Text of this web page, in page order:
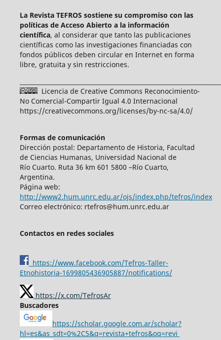
La Revista TEFROS sostiene su compromiso con las
políticas de Acceso Abierto a la información
científica, al considerar que tanto las publicaciones
científicas como las investigaciones financiadas con
fondos públicos deben circular en Internet en forma
libre, gratuita y sin restricciones.
Licencia de Creative Commons Reconocimiento-
No Comercial-Compartir Igual 4.0 Internacional
https://creativecommons.org/licenses/by-nc-sa/4.0/
Formas de comunicación
Dirección postal: Departamento de Historia, Facultad
de Ciencias Humanas, Universidad Nacional de
Río Cuarto. Ruta 36 km 601 5800 –Río Cuarto,
Argentina.
Página web:
http://www2.hum.unrc.edu.ar/ojs/index.php/tefros/index
Correo electrónico: rtefros@hum.unrc.edu.ar
Contactos en redes sociales
https://www.facebook.com/Tefros-Taller-
Etnohistoria-1699805436905887/notifications/
https://x.com/TefrosAr
Buscadores
https://scholar.google.com.ar/scholar?
hl=es&as_sdt=0%2C5&q=revista+tefros&oq=revi